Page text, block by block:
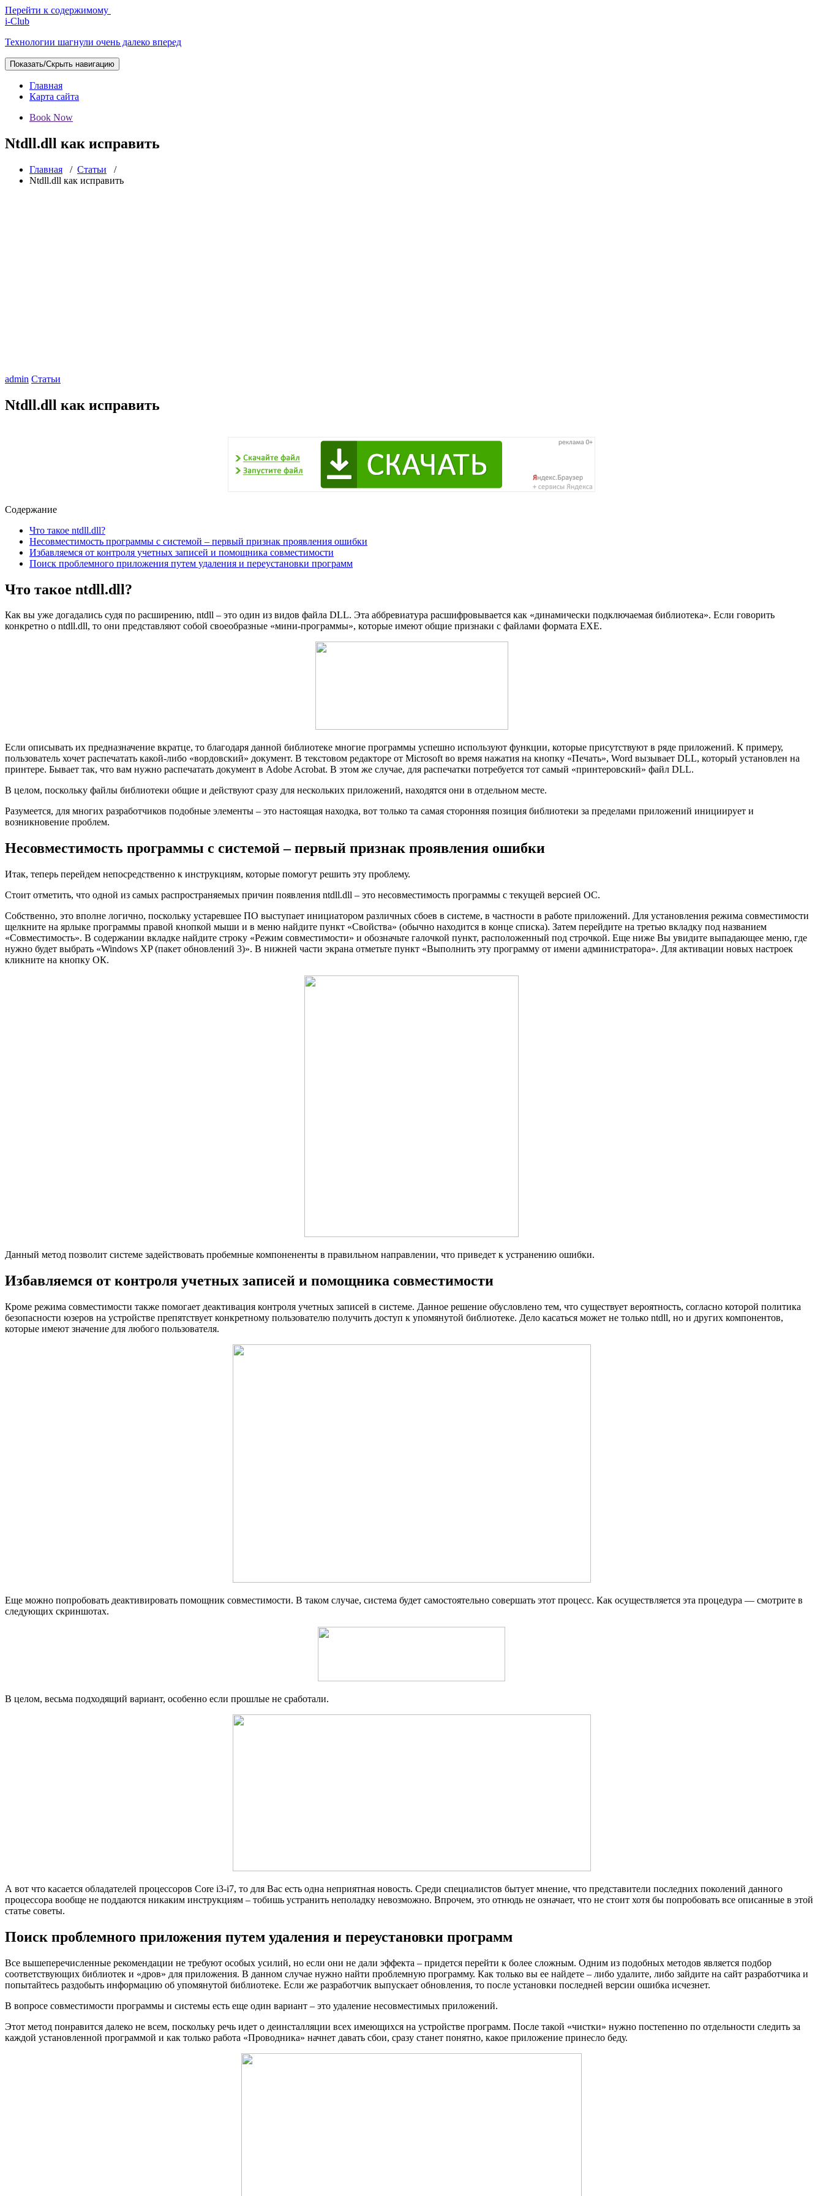
Перейти к содержимому
i-Club
Технологии шагнули очень далеко вперед
Показать/Скрыть навигацию
Главная
Карта сайта
Book Now
Ntdll.dll как исправить
Главная / Статьи /
Ntdll.dll как исправить
admin Статьи
Ntdll.dll как исправить
Содержание
Что такое ntdll.dll?
Несовместимость программы с системой – первый признак проявления ошибки
Избавляемся от контроля учетных записей и помощника совместимости
Поиск проблемного приложения путем удаления и переустановки программ
Что такое ntdll.dll?
Как вы уже догадались судя по расширению, ntdll – это один из видов файла DLL. Эта аббревиатура расшифровывается как «динамически подключаемая библиотека». Если говорить
конкретно о ntdll.dll, то они представляют собой своеобразные «мини-программы», которые имеют общие признаки с файлами формата ЕХЕ.
Если описывать их предназначение вкратце, то благодаря данной библиотеке многие программы успешно используют функции, которые присутствуют в ряде приложений. К примеру,
пользователь хочет распечатать какой-либо «вордовский» документ. В текстовом редакторе от Microsoft во время нажатия на кнопку «Печать», Word вызывает DLL, который установлен на
принтере. Бывает так, что вам нужно распечатать документ в Adobe Acrobat. В этом же случае, для распечатки потребуется тот самый «принтеровский» файл DLL.
В целом, поскольку файлы библиотеки общие и действуют сразу для нескольких приложений, находятся они в отдельном месте.
Разумеется, для многих разработчиков подобные элементы – это настоящая находка, вот только та самая сторонняя позиция библиотеки за пределами приложений инициирует и
возникновение проблем.
Несовместимость программы с системой – первый признак проявления ошибки
Итак, теперь перейдем непосредственно к инструкциям, которые помогут решить эту проблему.
Стоит отметить, что одной из самых распространяемых причин появления ntdll.dll – это несовместимость программы с текущей версией ОС.
Собственно, это вполне логично, поскольку устаревшее ПО выступает инициатором различных сбоев в системе, в частности в работе приложений. Для установления режима совместимости
щелкните на ярлыке программы правой кнопкой мыши и в меню найдите пункт «Свойства» (обычно находится в конце списка). Затем перейдите на третью вкладку под названием
«Совместимость». В содержании вкладке найдите строку «Режим совместимости» и обозначьте галочкой пункт, расположенный под строчкой. Еще ниже Вы увидите выпадающее меню, где
нужно будет выбрать «Windows XP (пакет обновлений 3)». В нижней части экрана отметьте пункт «Выполнить эту программу от имени администратора». Для активации новых настроек
кликните на кнопку ОК.
Данный метод позволит системе задействовать пробемные компонененты в правильном направлении, что приведет к устранению ошибки.
Избавляемся от контроля учетных записей и помощника совместимости
Кроме режима совместимости также помогает деактивация контроля учетных записей в системе. Данное решение обусловлено тем, что существует вероятность, согласно которой политика
безопасности юзеров на устройстве препятствует конкретному пользователю получить доступ к упомянутой библиотеке. Дело касаться может не только ntdll, но и других компонентов,
которые имеют значение для любого пользователя.
Еще можно попробовать деактивировать помощник совместимости. В таком случае, система будет самостоятельно совершать этот процесс. Как осуществляется эта процедура — смотрите в
следующих скриншотах.
В целом, весьма подходящий вариант, особенно если прошлые не сработали.
А вот что касается обладателей процессоров Core i3-i7, то для Вас есть одна неприятная новость. Среди специалистов бытует мнение, что представители последних поколений данного
процессора вообще не поддаются никаким инструкциям – тобишь устранить неполадку невозможно. Впрочем, это отнюдь не означает, что не стоит хотя бы попробовать все описанные в этой
статье советы.
Поиск проблемного приложения путем удаления и переустановки программ
Все вышеперечисленные рекомендации не требуют особых усилий, но если они не дали эффекта – придется перейти к более сложным. Одним из подобных методов является подбор
соответствующих библиотек и «дров» для приложения. В данном случае нужно найти проблемную программу. Как только вы ее найдете – либо удалите, либо зайдите на сайт разработчика и
попытайтесь раздобыть информацию об упомянутой библиотеке. Если же разработчик выпускает обновления, то после установки последней версии ошибка исчезнет.
В вопросе совместимости программы и системы есть еще один вариант – это удаление несовместимых приложений.
Этот метод понравится далеко не всем, поскольку речь идет о деинсталляции всех имеющихся на устройстве программ. После такой «чистки» нужно постепенно по отдельности следить за
каждой установленной программой и как только работа «Проводника» начнет давать сбои, сразу станет понятно, какое приложение принесло беду.